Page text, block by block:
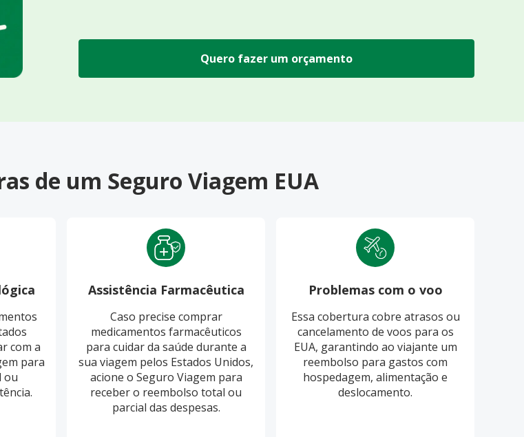
Quero fazer um orçamento
de um Seguro Viagem EUA
com a
para
ou
Assistência Farmacêutica
Caso precise comprar
medicamentos farmacêuticos
para cuidar da saúde durante a
sua viagem pelos Estados Unidos,
acione o Seguro Viagem para
receber o reembolso total ou
parcial das despesas.
Problemas com o voo
Essa cobertura cobre atrasos ou
cancelamento de voos para os
EUA, garantindo ao viajante um
reembolso para gastos com
hospedagem, alimentação e
deslocamento.